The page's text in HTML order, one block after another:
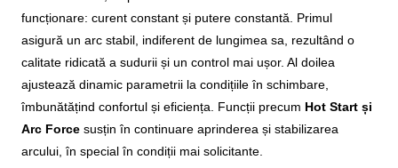
funcționare: curent constant și putere constantă. Primul
asigură un arc stabil, indiferent de lungimea sa, rezultând o
calitate ridicată a sudurii și un control mai ușor. Al doilea
ajustează dinamic parametrii la condițiile în schimbare,
îmbunătățind confortul și eficiența. Funcții precum Hot Start și
Arc Force susțin în continuare aprinderea și stabilizarea
arcului, în special în condiții mai solicitante.